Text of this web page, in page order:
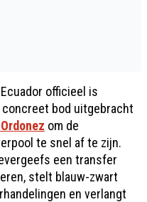
officieel is
bod uitgebracht
om de
te snel af te zijn.
een transfer
stelt blauw-zwart
en verlangt